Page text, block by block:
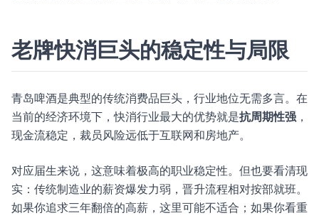
老牌快消巨头的稳定性与局限
青岛啤酒是典型的传统消费品巨头，行业地位无需多言。在
当前的经济环境下，快消行业最大的优势就是抗周期性强 ，
现金流稳定，裁员风险远低于互联网和房地产。
对应届生来说，这意味着极高的职业稳定性。但也要看清现
实：传统制造业的薪资爆发力弱，晋升流程相对按部就班。
如果你追求三年翻倍的高薪，这里可能不适合；如果你看重